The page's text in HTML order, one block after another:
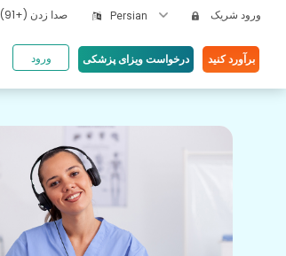
صدا زدن (+91) 9311101477 Persian ورود شریک
ورود درخواست ویزای پزشکی برآورد کنید